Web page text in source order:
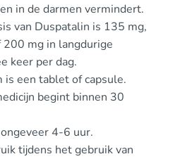
in de darmen vermindert.
van Duspatalin is 135 mg,
mg in langdurige
keer per dag.
is een tablet of capsule.
begint binnen 30
4-6 uur.
tijdens het gebruik van